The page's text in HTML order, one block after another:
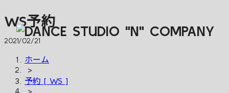
WS予約
2021/02/21
ホーム
>
予約 [ WS ]
>